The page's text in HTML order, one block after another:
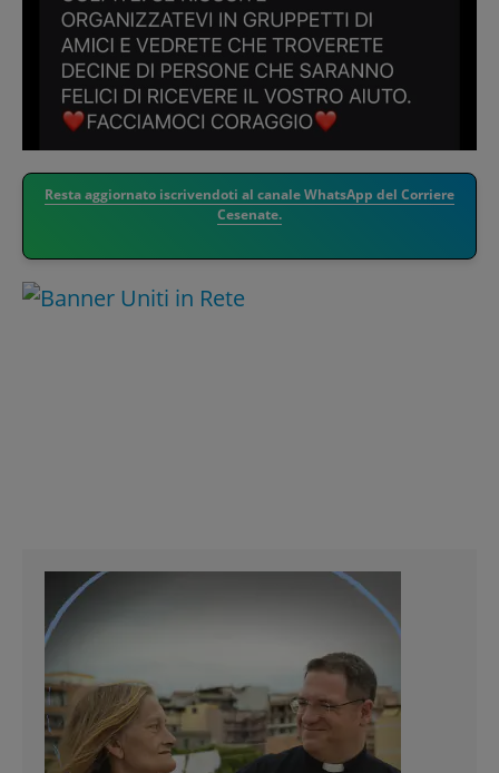
Resta aggiornato iscrivendoti al canale WhatsApp del Corriere
Cesenate.